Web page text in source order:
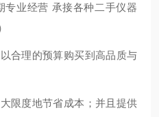
专业经营 承接各种二手仪器
合理的预算购买到高品质与
限度地节省成本；并且提供